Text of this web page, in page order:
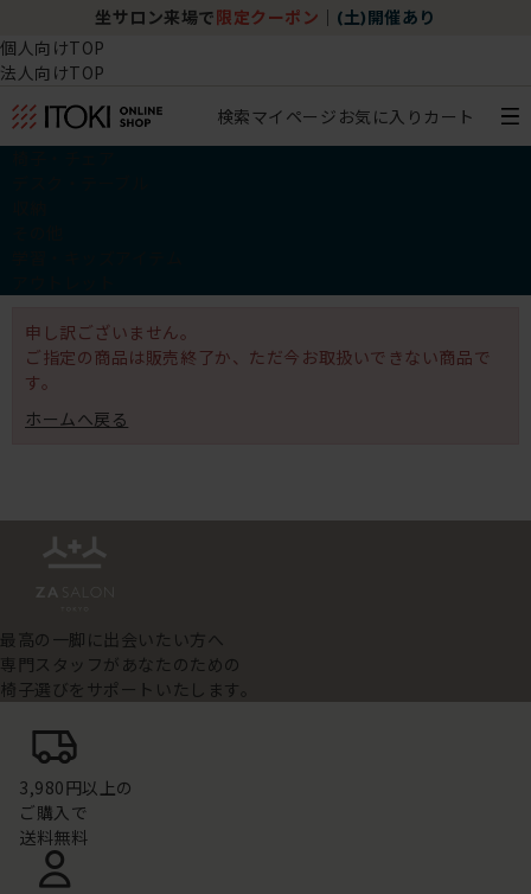
坐サロン来場で 限定クーポン (土)開催あり
個人向けTOP
法人向けTOP
検索マイページ お気に入り カート
申し訳ございません。
ご指定の商品は販売終了か、ただ今お取扱いできない商品で
す。
ホームへ戻る
最高の一脚に出会いたい方へ
専門スタッフがあなたのための
椅子選びをサポートいたします。
3,980円以上の
ご購入で
送料無料